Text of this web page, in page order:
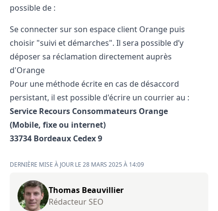
possible de :
Se connecter sur son espace client Orange puis
choisir "suivi et démarches". Il sera possible d’y
déposer sa réclamation directement auprès
d'Orange
Pour une méthode écrite en cas de désaccord
persistant, il est possible d'écrire un courrier au :
Service Recours Consommateurs Orange
(Mobile, fixe ou internet)
33734 Bordeaux Cedex 9
DERNIÈRE MISE À JOUR LE 28 MARS 2025 À 14:09
Thomas Beauvillier
Rédacteur SEO